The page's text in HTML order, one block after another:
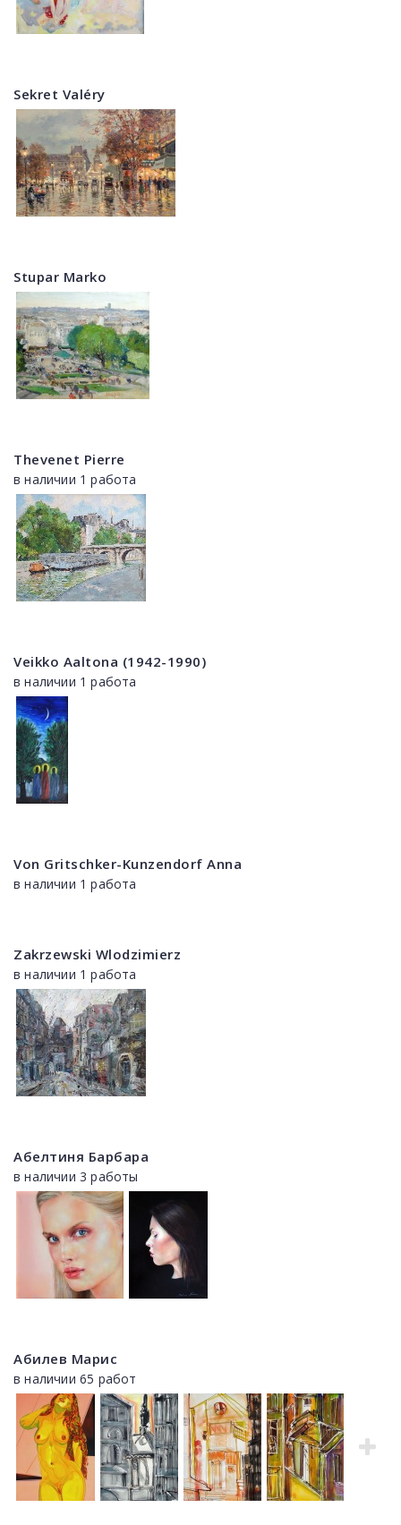
Sekret Valéry
Stupar Marko
Thevenet Pierre
в наличии 1 работа
Veikko Aaltona (1942-1990)
в наличии 1 работа
Von Gritschker-Kunzendorf Anna
в наличии 1 работа
Zakrzewski Wlodzimierz
в наличии 1 работа
Абелтиня Барбара
в наличии 3 работы
Абилев Марис
в наличии 65 работ